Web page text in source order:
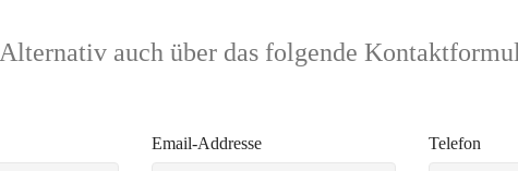
Alternativ auch über das folgende
Email-Addresse Telefon